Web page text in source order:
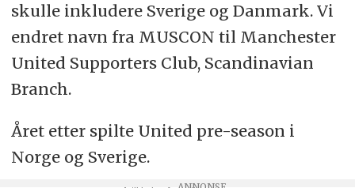
skulle inkludere Sverige og Danmark. Vi
endret navn fra MUSCON til Manchester
United Supporters Club, Scandinavian
Branch.
Året etter spilte United pre-season i
Norge og Sverige.